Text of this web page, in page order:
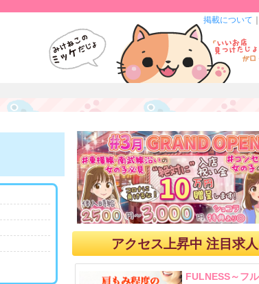
掲載について
アクセス上昇中 注目求人
FULNESS～フ